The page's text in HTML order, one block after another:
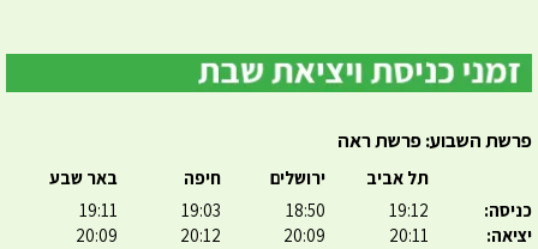
פרשת השבוע: פרשת ראה
כניסה:
יציאה:
תל אביב
19:12
20:11
ירושלים
18:50
20:09
חיפה
19:03
20:12
באר שבע
19:11
20:09